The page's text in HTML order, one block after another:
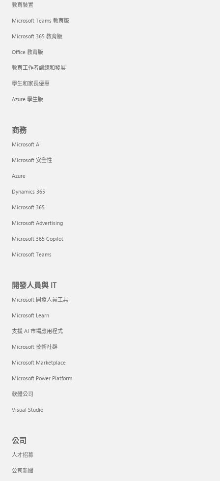
教育裝置
Microsoft Teams 教育版
Microsoft 365 教育版
Office 教育版
教育工作者訓練和發展
學生和家長優惠
Azure 學生版
商務
Microsoft AI
Microsoft 安全性
Azure
Dynamics 365
Microsoft 365
Microsoft Advertising
Microsoft 365 Copilot
Microsoft Teams
開發人員與 IT
Microsoft 開發人員工具
Microsoft Learn
支援 AI 市場應用程式
Microsoft 技術社群
Microsoft Marketplace
Microsoft Power Platform
軟體公司
Visual Studio
公司
人才招募
公司新聞